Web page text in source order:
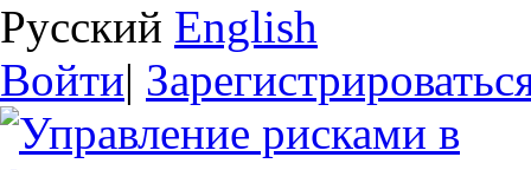
Русский English
Войти|